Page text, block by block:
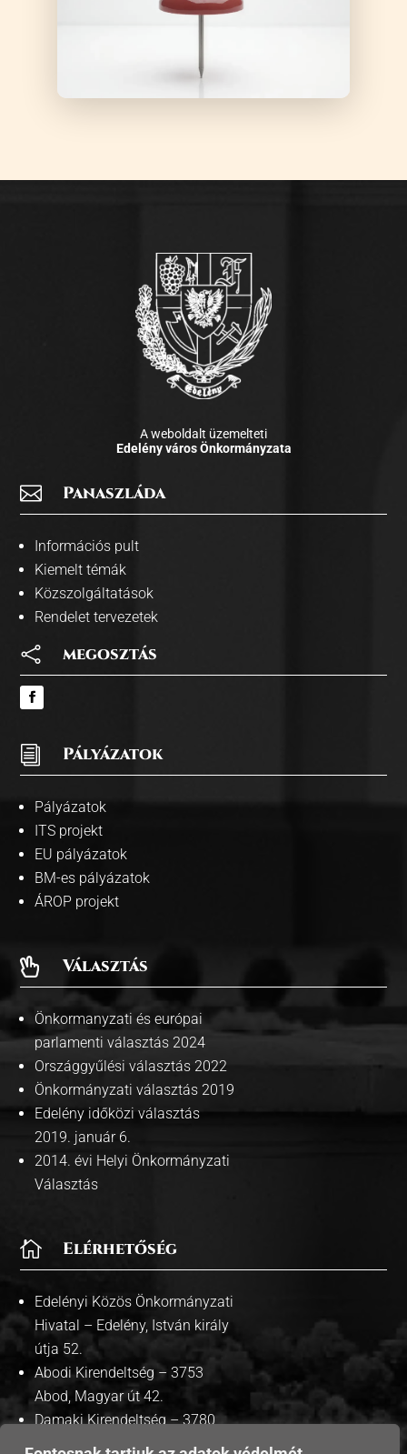
A weboldalt üzemelteti
Edelény város Önkormányzata
 Panaszláda
Információs pult
Kiemelt témák
Közszolgáltatások
Rendelet tervezetek
 megosztás
i Pályázatok
Pályázatok
ITS projekt
EU pályázatok
BM-es pályázatok
ÁROP projekt
 Választás
Önkormanyzati és európai
parlamenti választás 2024
Országgyűlési választás 2022
Önkormányzati választás 2019
Edelény időközi választás
2019. január 6.
2014. évi Helyi Önkormányzati
Választás
 Elérhetőség
Edelényi Közös Önkormányzati
Hivatal – Edelény, István király
útja 52.
Abodi Kirendeltség – 3753
Abod, Magyar út 42.
Damaki Kirendeltség – 3780
Damak, Szabadság út 35.